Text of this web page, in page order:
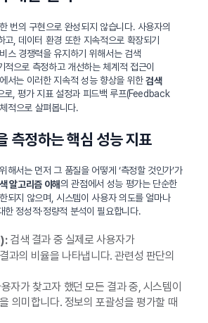
번의 구현으로 완성되지 않습니다. 사용자의
고, 데이터 환경 또한 지속적으로 확장되기
스 경쟁력을 유지하기 위해서는 검색
적으로 측정하고 개선하는 체계적 접근이
서는 이러한 지속적 성능 향상을 위한검색
로, 평가 지표 설정과 피드백 루프(Feedback
적으로 살펴봅니다.
측정하는 핵심 성능 지표
해서는 먼저 그 품질을 어떻게 ‘측정할 것인가’가
알고리즘 이해의 관점에서 성능 평가는 단순한
되지 않으며, 시스템이 사용자 의도를 얼마나
한 정성적·정량적 분석이 필요합니다.
검색 결과 중 실제로 사용자가
과의 비율을 나타냅니다. 관련성 판단의
자가 찾고자 했던 모든 결과 중, 시스템이
의미합니다. 정보의 포괄성을 평가할 때